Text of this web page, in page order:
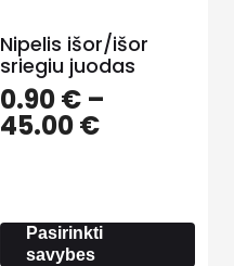
Nipelis išor/išor
sriegiu juodas
0.90€ –
45.00€Price
45.00 €
Pasirinkti
savybes